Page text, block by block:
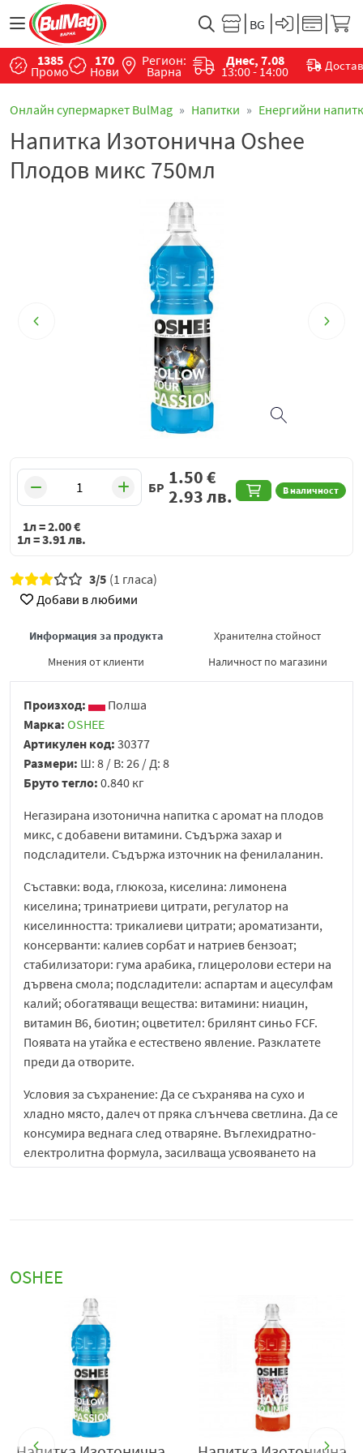
1385
Промо
170
Нови
Регион:
Варна
Днес, 7.08
13:00 - 14:00
Онлайн супермаркет BulMag Напитки Енергийни
Напитка Изотонична Oshee
Плодов микс 750мл
БР В наличност
1.50€
2.93лв.
1л =2.00€
1л =3.91лв.
3/5 (1 гласа)
Добави в любими
Информация за продукта
Хранителна стойност
Мнения от клиенти
Наличност по магазини
Произход:
Полша
Марка: OSHEE
Артикулен код: 30377
Размери: Ш: 8 / В: 26 / Д: 8
Бруто тегло: 0.840 кг
Негазирана изотонична напитка с аромат на плодов
микс, с добавени витамини. Съдържа захар и
подсладители. Съдържа източник на фенилаланин.
Съставки: вода, глюкоза, киселина: лимонена
киселина; тринатриеви цитрати, регулатор на
киселинността: трикалиеви цитрати; ароматизанти,
консерванти: калиев сорбат и натриев бензоат;
стабилизатори: гума арабика, глицеролови естери на
дървена смола; подсладители: аспартам и ацесулфам
калий; обогатяващи вещества: витамини: ниацин,
витамин B6, биотин; оцветител: брилянт синьо FCF.
Появата на утайка е естествено явление. Разклатете
преди да отворите.
Условия за съхранение: Да се съхранява на сухо и
хладно място, далеч от пряка слънчева светлина. Да се
консумира веднага след отваряне. Въглехидратно-
електролитна формула, засилваща усвояването на
водата по време на физическо натоварване.
OSHEE